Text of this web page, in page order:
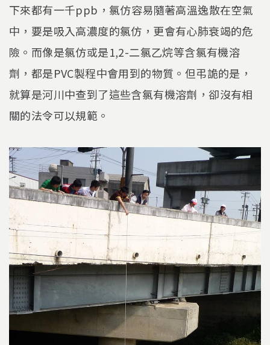
下來都有一千ppb，氯仿容易隨著高溫逸散在空氣
中，要是吸入高濃度的氯仿，更會有心肺衰竭的危
險。而像是氯仿或是1,2-二氯乙烷等含氯有機溶
劑，都是PVC製程中會用到的物質。但弔詭的是，
就算是河川中查到了這些含氯有機溶劑，卻沒有相
關的法令可以規範。